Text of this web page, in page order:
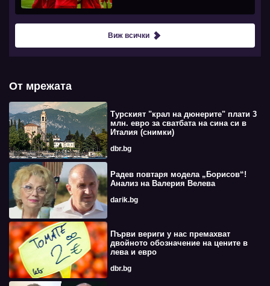
Виж всички
От мрежата
Турският "крал на дюнерите" плати 3
млн. евро за сватбата на сина си в
Италия (снимки)
dbr.bg
Радев повтаря модела „Борисов“!
Анализ на Валерия Велева
darik.bg
Първи вериги у нас премахват
двойното обозначение на цените в
лева и евро
dbr.bg